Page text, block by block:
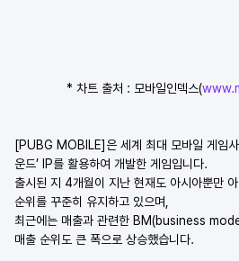
* 차트 출처 : 모바일인덱스(
[PUBG MOBILE]은 세계 최대 모바일 게임
운드’ IP를 활용하여 개발한 게임입니다.
출시된 지 4개월이 지난 현재도 아시아뿐만
순위를 꾸준히 유지하고 있으며,
최근에는 매출과 관련한 BM(business
매출 순위도 큰 폭으로 상승했습니다.